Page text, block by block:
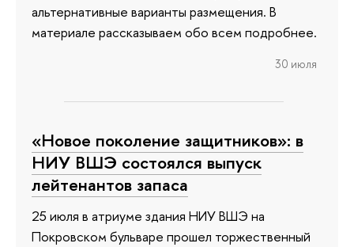
альтернативные варианты размещения. В
материале рассказываем обо всем подробнее.
30 июля
«Новое поколение защитников»: в
НИУ ВШЭ состоялся выпуск
лейтенантов запаса
25 июля в атриуме здания НИУ ВШЭ на
Покровском бульваре прошел торжественный